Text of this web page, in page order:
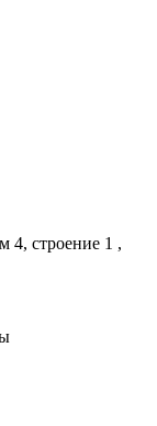
4, строение 1 ,